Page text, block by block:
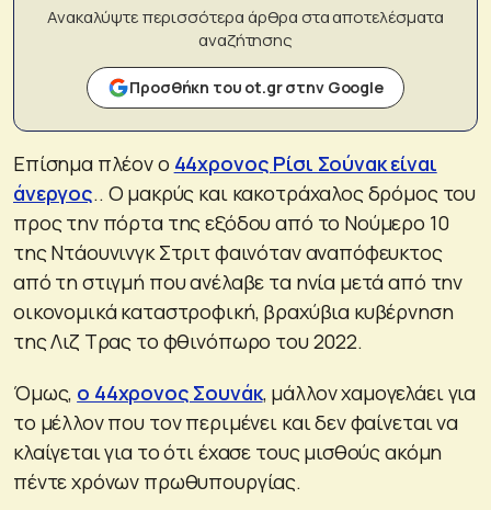
Ανακαλύψτε περισσότερα άρθρα στα αποτελέσματα
αναζήτησης
Προσθήκη του ot.gr στην Google
Επίσημα πλέον ο 44χρονος Ρίσι Σούνακ είναι
άνεργος.. Ο μακρύς και κακοτράχαλος δρόμος του
προς την πόρτα της εξόδου από το Νούμερο 10
της Ντάουνινγκ Στριτ φαινόταν αναπόφευκτος
από τη στιγμή που ανέλαβε τα ηνία μετά από την
οικονομικά καταστροφική, βραχύβια κυβέρνηση
της Λιζ Τρας το φθινόπωρο του 2022.
Όμως, ο 44χρονος Σουνάκ, μάλλον χαμογελάει για
το μέλλον που τον περιμένει και δεν φαίνεται να
κλαίγεται για το ότι έχασε τους μισθούς ακόμη
πέντε χρόνων πρωθυπουργίας.